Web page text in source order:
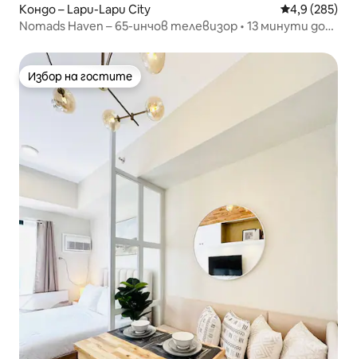
Кондо – Lapu-Lapu City Средна
4,9 (285)
Nomads Haven – 65-инчов телевизор • 13 минути до
Избор на гостите
Избор на гостите